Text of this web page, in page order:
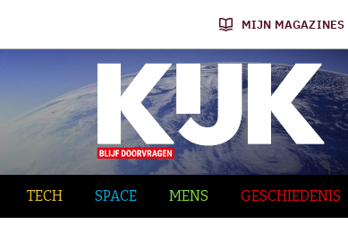
MIJN MAGAZINES
TECH SPACE MENS GESCHIEDENIS